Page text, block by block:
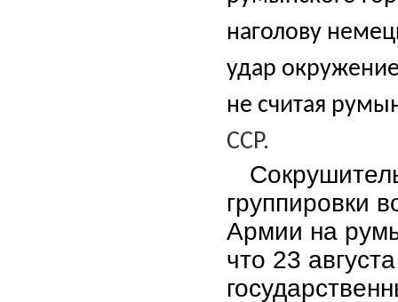
наголову
удар
не считая
ССР.
группировки
Армии на
что 23